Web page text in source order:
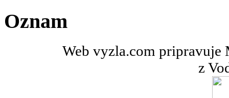
Oznam
Web vyzla.com pripravuje
z